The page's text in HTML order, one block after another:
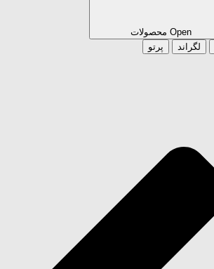
Open محصولات
لگراند پرتو